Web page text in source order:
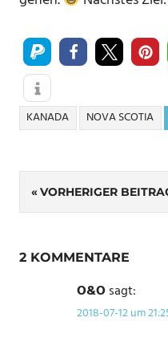
KANADA NOVA SCOTIA
VORHERIGER
2 KOMMENTARE
O&Osagt:
2018-07-12 um